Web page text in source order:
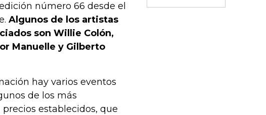
número 66 desde el
Algunos de los artistas
son Willie Colón,
Manuelle y Gilberto
hay varios eventos
de los más
establecidos, que